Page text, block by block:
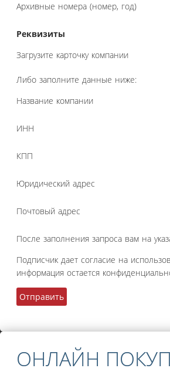
Архивные номера (номер, год)
Реквизиты
Загрузите карточку компании
Либо заполните данные ниже:
Название компании
ИНН
КПП
Юридический адрес
Почтовый адрес
После заполнения запроса вам на
Подписчик дает согласие на
информация остается
ОНЛАЙН